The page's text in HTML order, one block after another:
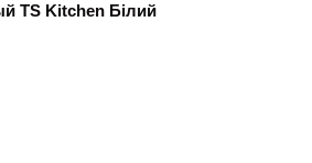
TS Kitchen Білий